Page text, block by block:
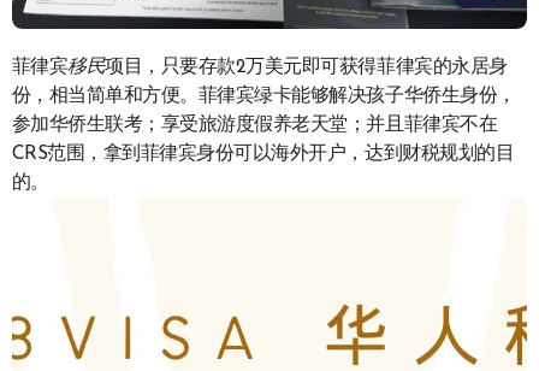
菲律宾移民项目，只要存款2万美元即可获得菲律宾的永居身
份，相当简单和方便。菲律宾绿卡能够解决孩子华侨生身份，
参加华侨生联考；享受旅游度假养老天堂；并且菲律宾不在
CRS范围，拿到菲律宾身份可以海外开户，达到财税规划的目
的。